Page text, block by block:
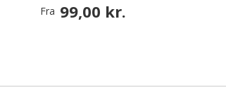
Fra 99,00 kr.